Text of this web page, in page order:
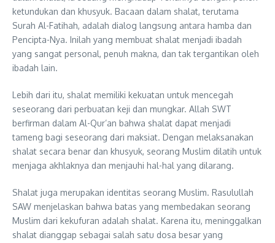
ketundukan dan khusyuk. Bacaan dalam shalat, terutama
Surah Al-Fatihah, adalah dialog langsung antara hamba dan
Pencipta-Nya. Inilah yang membuat shalat menjadi ibadah
yang sangat personal, penuh makna, dan tak tergantikan oleh
ibadah lain.
Lebih dari itu, shalat memiliki kekuatan untuk mencegah
seseorang dari perbuatan keji dan mungkar. Allah SWT
berfirman dalam Al-Qur’an bahwa shalat dapat menjadi
tameng bagi seseorang dari maksiat. Dengan melaksanakan
shalat secara benar dan khusyuk, seorang Muslim dilatih untuk
menjaga akhlaknya dan menjauhi hal-hal yang dilarang.
Shalat juga merupakan identitas seorang Muslim. Rasulullah
SAW menjelaskan bahwa batas yang membedakan seorang
Muslim dari kekufuran adalah shalat. Karena itu, meninggalkan
shalat dianggap sebagai salah satu dosa besar yang